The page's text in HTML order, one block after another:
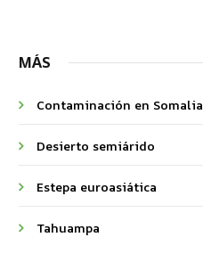
MÁS
Contaminación en Somalia
Desierto semiárido
Estepa euroasiática
Tahuampa